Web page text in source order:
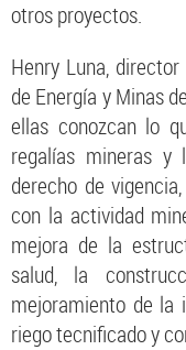
otros proyectos.
Henry Luna,
de Energía y Minas
ellas conozcan lo
regalías mineras y
derecho de
con la actividad
mejora de la
salud, la
mejoramiento de la
riego tecnificado y